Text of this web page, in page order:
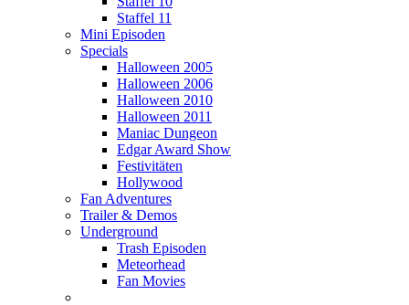
Staffel 11
Mini Episoden
Specials
Halloween 2005
Halloween 2006
Halloween 2010
Halloween 2011
Maniac Dungeon
Edgar Award Show
Festivitäten
Hollywood
Fan Adventures
Trailer & Demos
Underground
Trash Episoden
Meteorhead
Fan Movies